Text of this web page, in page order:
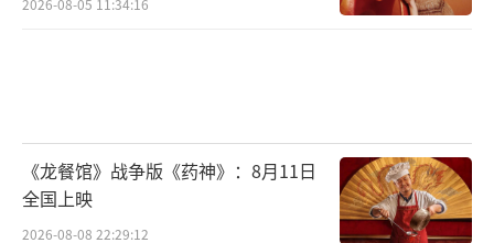
然而爆款舞蹈的背后,也有鲜为人知的艰
2026-08-05 11:34:16
《龙餐馆》战争版《药神》：8月11日
全国上映
2026-08-08 22:29:12